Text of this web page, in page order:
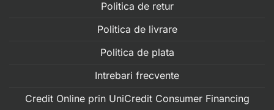
Politica de retur
Politica de livrare
Politica de plata
Intrebari frecvente
Credit Online prin UniCredit Consumer Financing